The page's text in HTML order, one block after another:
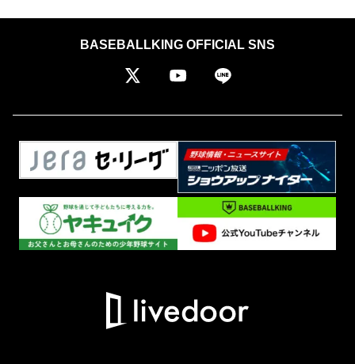
BASEBALLKING OFFICIAL SNS